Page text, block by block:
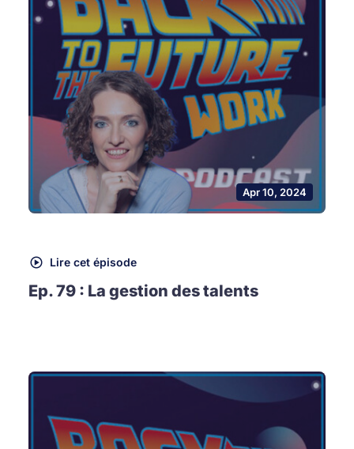
Apr 10, 2024
Lire cet épisode
Ep. 79 : La gestion des talents